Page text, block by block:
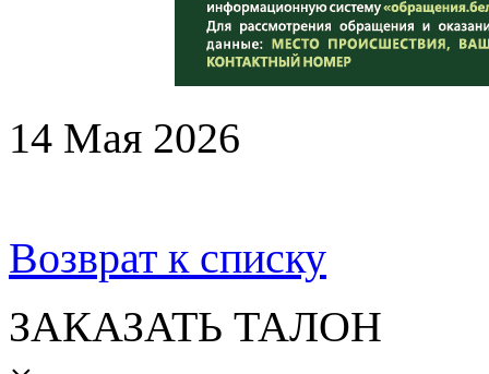
14 Мая 2026
Возврат к списку
ЗАКАЗАТЬ ТАЛОН